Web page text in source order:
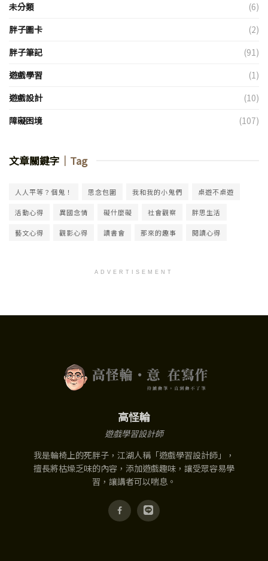
未分類
(6)
胖子圖卡
(2)
胖子筆記
(91)
遊戲學習
(1)
遊戲設計
(10)
障礙困境
(107)
文章關鍵字 ｜Tag
人人平等？個鬼！ 思念包圍 我和我的小鬼們 桌遊不桌遊
活動心得 異國念情 礙什麼礙 社會觀察 胖思生活
藝文心得 觀影心得 讀書會 那來的趣事 閱讀心得
ADVERTISEMENT
高怪輪
遊戲學習設計師
我是輪椅上的死胖子，江湖人稱「遊戲學習設計師」，
擅長將枯燥乏味的內容，添加遊戲趣味，讓受眾容易學
習，讓講者可以喘息。